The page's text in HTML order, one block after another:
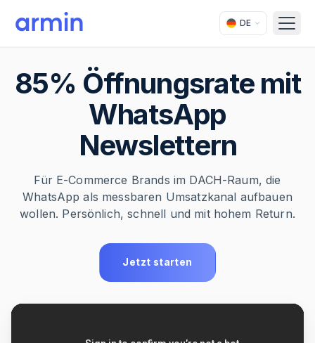
DE
85% Öffnungsrate mit
WhatsApp
Newslettern
Für E-Commerce Brands im DACH-Raum, die
WhatsApp als messbaren Umsatzkanal aufbauen
wollen. Persönlich, schnell und mit hohem Return.
Jetzt starten